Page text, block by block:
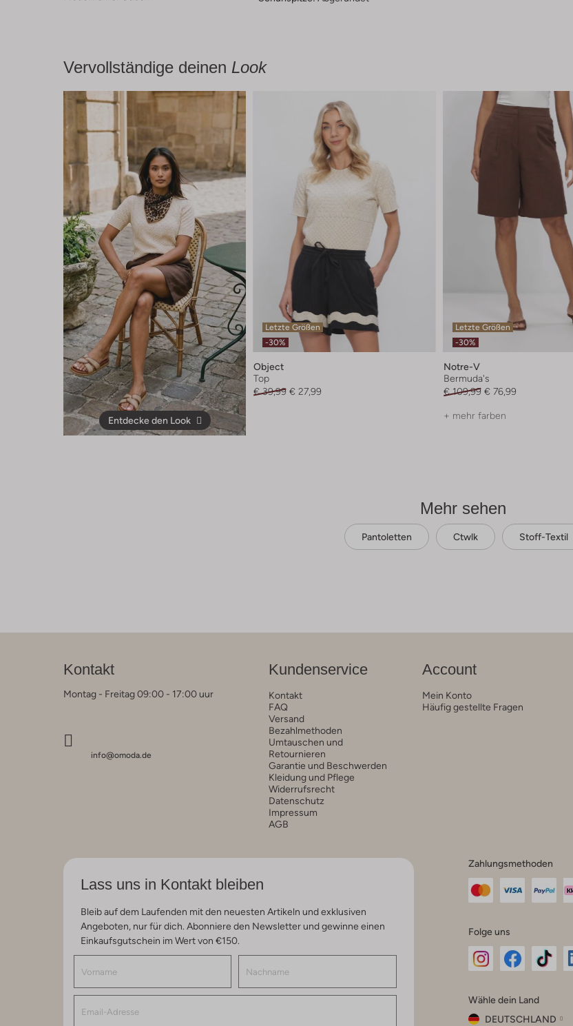
Vervollständige deinen Look
Entdecke den Look
Letzte Größen
-30%
Object
Top
€ 39,99 € 27,99
Letzte Größen
-30%
Notre-V
Bermuda's
€ 109,99 € 76,99
+ mehr farben
Mehr sehen
Pantoletten Ctwlk Stoff-Textil
Kontakt
Montag - Freitag 09:00 - 17:00 uur
info@omoda.de
Kundenservice
Kontakt
FAQ
Versand
Bezahlmethoden
Umtauschen und
Retournieren
Garantie und Beschwerden
Kleidung und Pflege
Widerrufsrecht
Datenschutz
Impressum
AGB
Account
Mein Konto
Häufig gestellte Fragen
Lass uns in Kontakt bleiben
Bleib auf dem Laufenden mit den neuesten Artikeln und exklusiven
Angeboten, nur für dich. Abonniere den Newsletter und gewinne einen
Einkaufsgutschein im Wert von €150.
Zahlungsmethoden
Folge uns
Instagram
Facebook
TikTok
Wähle dein Land
DEUTSCHLAND